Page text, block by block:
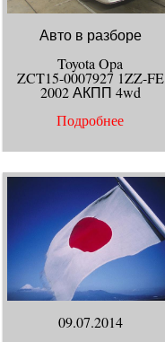
Авто в разборе
Toyota Opa
ZCT15-0007927 1ZZ-FE
2002 АКПП 4wd
Подробнее
09.07.2014